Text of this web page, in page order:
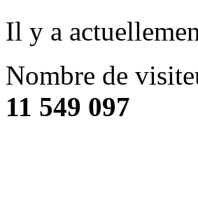
Il y a
Nombre de
11 549 097